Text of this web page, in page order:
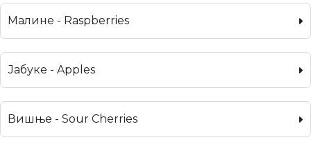
Малине - Raspberries
Јабуке - Apples
Вишње - Sour Cherries